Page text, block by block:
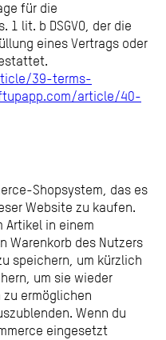
für die
1 lit. b DSGVO, der die
eines Vertrags oder
39-terms-
article/40-
Shopsystem, das es
Website zu kaufen.
Artikel in einem
Warenkorb des Nutzers
speichern, um kürzlich
um sie wieder
zu ermöglichen
Wenn du
eingesetzt